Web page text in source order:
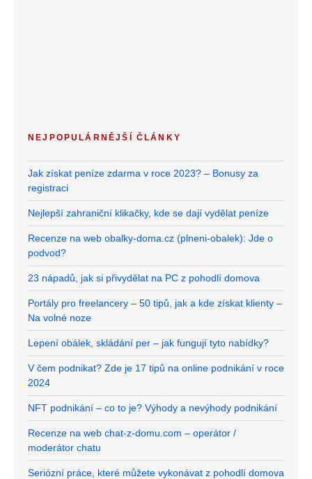
NEJPOPULÁRNĚJŠÍ ČLÁNKY
Jak získat peníze zdarma v roce 2023? – Bonusy za
registraci
Nejlepší zahraniční klikačky, kde se dají vydělat peníze
Recenze na web obalky-doma.cz (plneni-obalek): Jde o
podvod?
23 nápadů, jak si přivydělat na PC z pohodlí domova
Portály pro freelancery – 50 tipů, jak a kde získat klienty –
Na volné noze
Lepení obálek, skládání per – jak fungují tyto nabídky?
V čem podnikat? Zde je 17 tipů na online podnikání v roce
2024
NFT podnikání – co to je? Výhody a nevýhody podnikání
Recenze na web chat-z-domu.com – operátor /
moderátor chatu
Seriózní práce, které můžete vykonávat z pohodlí domova